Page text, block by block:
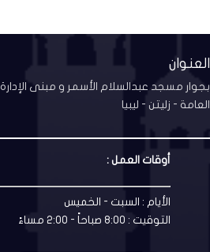
العنوان
بجوار مسجد عبدالسلام الأسمر و مبنى الإدارة
العامة - زليتن - ليبيا
أوقات العمل :
الأيام : السبت - الخميس
التوقيت : 8:00 صباحاً - 2:00 مساءً